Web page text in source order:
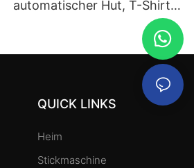
automatischer Hut, T-Shirt,
Bekleidungscomputer, 12 15
QUICK LINKS
Heim
Stickmaschine